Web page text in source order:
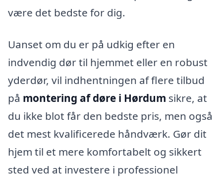
være det bedste for dig.
Uanset om du er på udkig efter en
indvendig dør til hjemmet eller en robust
yderdør, vil indhentningen af flere tilbud
på montering af døre i Hørdum sikre, at
du ikke blot får den bedste pris, men også
det mest kvalificerede håndværk. Gør dit
hjem til et mere komfortabelt og sikkert
sted ved at investere i professionel